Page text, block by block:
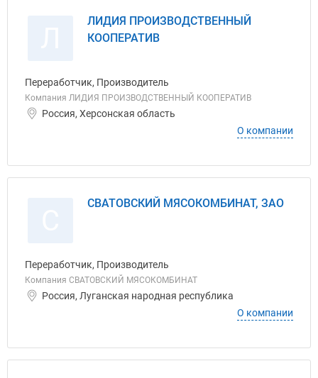
ЛИДИЯ ПРОИЗВОДСТВЕННЫЙ
КООПЕРАТИВ
Переработчик, Производитель
Компания ЛИДИЯ ПРОИЗВОДСТВЕННЫЙ КООПЕРАТИВ
Россия, Херсонская область
О компании
СВАТОВСКИЙ МЯСОКОМБИНАТ, ЗАО
Переработчик, Производитель
Компания СВАТОВСКИЙ МЯСОКОМБИНАТ
Россия, Луганская народная республика
О компании